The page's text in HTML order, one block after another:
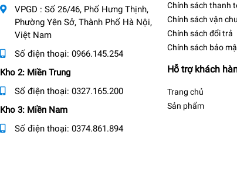
VPGD : Số 26/46, Phố Hưng Thịnh,
Phường Yên Sở, Thành Phố Hà Nội,
Việt Nam
Số điện thoại: 0966.145.254
Kho 2: Miền Trung
Số điện thoại: 0327.165.200
Kho 3: Miền Nam
Số điện thoại: 0374.861.894
Chính sách thanh
Chính sách vận
Chính sách đổi trả
Chính sách bảo
Hỗ trợ khách
Trang chủ
Sản phẩm